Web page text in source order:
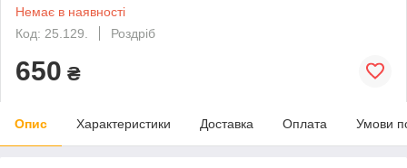
Немає в наявності
Код: 25.129.
Роздріб
650 ₴
Опис Характеристики Доставка Оплата Умови